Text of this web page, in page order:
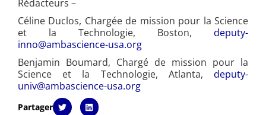
Rédacteurs –
Céline Duclos, Chargée de mission pour la Science
et la Technologie, Boston, deputy-
inno@ambascience-usa.org
Benjamin Boumard, Chargé de mission pour la
Science et la Technologie, Atlanta, deputy-
univ@ambascience-usa.org
Partager